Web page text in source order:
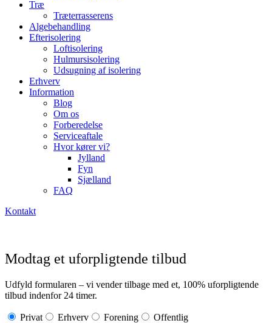
Træ
Træterrasserens
Algebehandling
Efterisolering
Loftisolering
Hulmursisolering
Udsugning af isolering
Erhverv
Information
Blog
Om os
Forberedelse
Serviceaftale
Hvor kører vi?
Jylland
Fyn
Sjælland
FAQ
Kontakt
Modtag et uforpligtende tilbud
Udfyld formularen – vi vender tilbage med et, 100% uforpligtende
tilbud indenfor 24 timer.
Privat Erhverv Forening Offentlig